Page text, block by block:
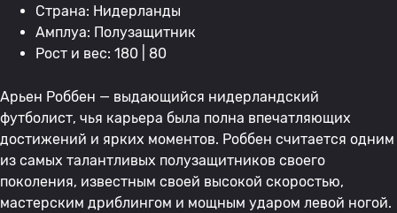
Страна: Нидерланды
Амплуа: Полузащитник
Рост и вес: 180 | 80
Арьен Роббен — выдающийся нидерландский
футболист, чья карьера была полна впечатляющих
достижений и ярких моментов. Роббен считается одним
из самых талантливых полузащитников своего
поколения, известным своей высокой скоростью,
мастерским дриблингом и мощным ударом левой ногой.